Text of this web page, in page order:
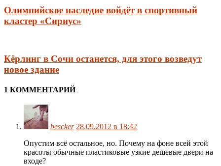
Олимпийское наследие войдёт в спортивный
кластер «Сириус»
Кёрлинг в Сочи останется, для этого возведут
новое здание
1 КОММЕНТАРИЙ
bescker 28.09.2012 в 18:42
Опустим всё остальное, но. Почему на фоне всей этой
красоты обычные пластиковые узкие дешевые двери на
входе?